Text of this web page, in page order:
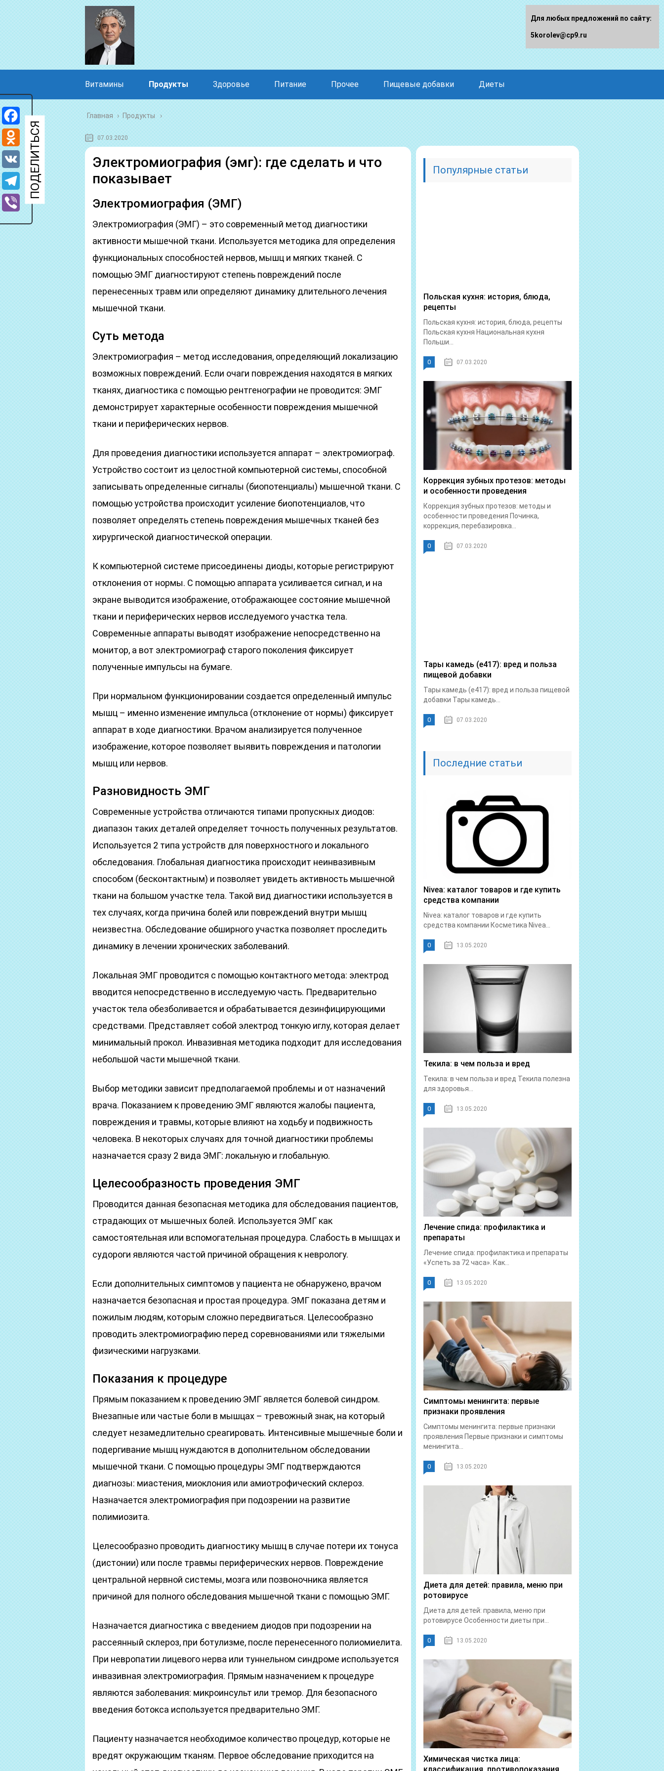
Витамины Продукты Здоровье Питание Прочее Пищевые добавки Диеты
Главная › Продукты
07.03.2020
Электромиография (эмг): где сделать и что
показывает
Электромиография (ЭМГ)
Электромиография (ЭМГ) – это современный метод диагностики
активности мышечной ткани. Используется методика для определения
функциональных способностей нервов, мышц и мягких тканей. С
помощью ЭМГ диагностируют степень повреждений после
перенесенных травм или определяют динамику длительного лечения
мышечной ткани.
Суть метода
Электромиография – метод исследования, определяющий локализацию
возможных повреждений. Если очаги повреждения находятся в мягких
тканях, диагностика с помощью рентгенографии не проводится: ЭМГ
демонстрирует характерные особенности повреждения мышечной
ткани и периферических нервов.
Для проведения диагностики используется аппарат – электромиограф.
Устройство состоит из целостной компьютерной системы, способной
записывать определенные сигналы (биопотенциалы) мышечной ткани. С
помощью устройства происходит усиление биопотенциалов, что
позволяет определять степень повреждения мышечных тканей без
хирургической диагностической операции.
К компьютерной системе присоединены диоды, которые регистрируют
отклонения от нормы. С помощью аппарата усиливается сигнал, и на
экране выводится изображение, отображающее состояние мышечной
ткани и периферических нервов исследуемого участка тела.
Современные аппараты выводят изображение непосредственно на
монитор, а вот электромиограф старого поколения фиксирует
полученные импульсы на бумаге.
При нормальном функционировании создается определенный импульс
мышц – именно изменение импульса (отклонение от нормы) фиксирует
аппарат в ходе диагностики. Врачом анализируется полученное
изображение, которое позволяет выявить повреждения и патологии
мышц или нервов.
Разновидность ЭМГ
Современные устройства отличаются типами пропускных диодов:
диапазон таких деталей определяет точность полученных результатов.
Используется 2 типа устройств для поверхностного и локального
обследования. Глобальная диагностика происходит неинвазивным
способом (бесконтактным) и позволяет увидеть активность мышечной
ткани на большом участке тела. Такой вид диагностики используется в
тех случаях, когда причина болей или повреждений внутри мышц
неизвестна. Обследование обширного участка позволяет проследить
динамику в лечении хронических заболеваний.
Локальная ЭМГ проводится с помощью контактного метода: электрод
вводится непосредственно в исследуемую часть. Предварительно
участок тела обезболивается и обрабатывается дезинфицирующими
средствами. Представляет собой электрод тонкую иглу, которая делает
минимальный прокол. Инвазивная методика подходит для исследования
небольшой части мышечной ткани.
Выбор методики зависит предполагаемой проблемы и от назначений
врача. Показанием к проведению ЭМГ являются жалобы пациента,
повреждения и травмы, которые влияют на ходьбу и подвижность
человека. В некоторых случаях для точной диагностики проблемы
назначается сразу 2 вида ЭМГ: локальную и глобальную.
Целесообразность проведения ЭМГ
Проводится данная безопасная методика для обследования пациентов,
страдающих от мышечных болей. Используется ЭМГ как
самостоятельная или вспомогательная процедура. Слабость в мышцах и
судороги являются частой причиной обращения к неврологу.
Если дополнительных симптомов у пациента не обнаружено, врачом
назначается безопасная и простая процедура. ЭМГ показана детям и
пожилым людям, которым сложно передвигаться. Целесообразно
проводить электромиографию перед соревнованиями или тяжелыми
физическими нагрузками.
Показания к процедуре
Прямым показанием к проведению ЭМГ является болевой синдром.
Внезапные или частые боли в мышцах – тревожный знак, на который
следует незамедлительно среагировать. Интенсивные мышечные боли и
подергивание мышц нуждаются в дополнительном обследовании
мышечной ткани. С помощью процедуры ЭМГ подтверждаются
диагнозы: миастения, миоклония или амиотрофический склероз.
Назначается электромиография при подозрении на развитие
полимиозита.
Целесообразно проводить диагностику мышц в случае потери их тонуса
(дистонии) или после травмы периферических нервов. Повреждение
центральной нервной системы, мозга или позвоночника является
причиной для полного обследования мышечной ткани с помощью ЭМГ.
Назначается диагностика с введением диодов при подозрении на
рассеянный склероз, при ботулизме, после перенесенного полиомиелита.
При невропатии лицевого нерва или туннельном синдроме используется
инвазивная электромиография. Прямым назначением к процедуре
являются заболевания: микроинсульт или тремор. Для безопасного
введения ботокса используется предварительно ЭМГ.
Пациенту назначается необходимое количество процедур, которые не
вредят окружающим тканям. Первое обследование приходится на
Популярные статьи
Польская кухня: история, блюда,
рецепты
Польская кухня: история, блюда, рецепты
Польская кухня Национальная кухня
Польши...
0 07.03.2020
Коррекция зубных протезов: методы
и особенности проведения
Коррекция зубных протезов: методы и
особенности проведения Починка,
коррекция, перебазировка...
0 07.03.2020
Тары камедь (е417): вред и польза
пищевой добавки
Тары камедь (е417): вред и польза пищевой
добавки Тары камедь...
0 07.03.2020
Последние статьи
Nivea: каталог товаров и где купить
средства компании
Nivea: каталог товаров и где купить
средства компании Косметика Nivea...
0 13.05.2020
Текила: в чем польза и вред
Текила: в чем польза и вред Текила полезна
для здоровья...
0 13.05.2020
Лечение спида: профилактика и
препараты
Лечение спида: профилактика и препараты
«Успеть за 72 часа». Как...
0 13.05.2020
Симптомы менингита: первые
признаки проявления
Симптомы менингита: первые признаки
проявления Первые признаки и симптомы
менингита...
0 13.05.2020
Диета для детей: правила, меню при
ротовирусе
Диета для детей: правила, меню при
ротовирусе Особенности диеты при...
0 13.05.2020
Химическая чистка лица:
Facebook
Odnoklassniki
VK
Telegram
Viber
Для любых предложений по сайту:
5korolev@cp9.ru